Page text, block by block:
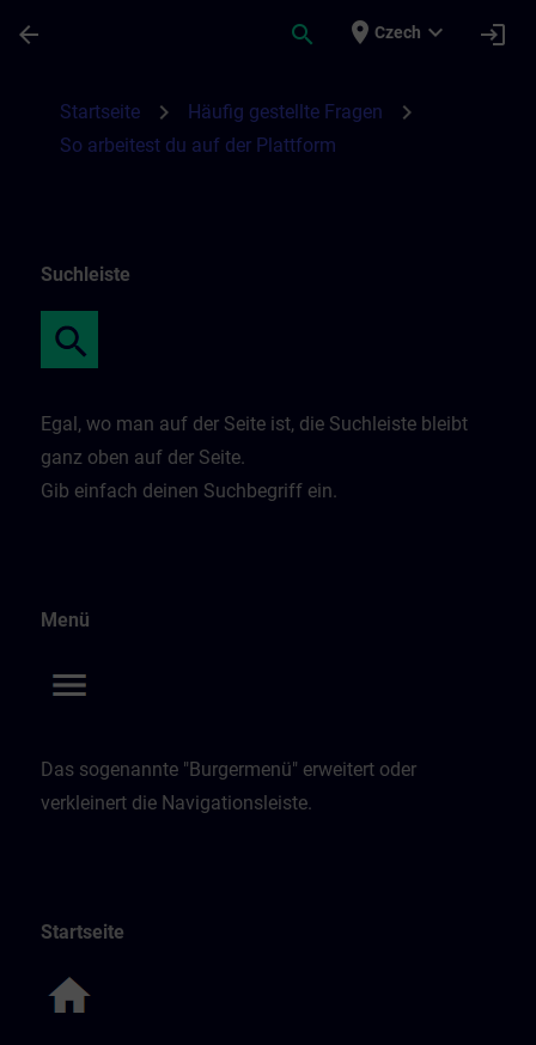
arrow_back search place Czech expand_more login
Startseite chevron_right Häufig gestellte Fragen chevron_right
So arbeitest du auf der Plattform
Suchleiste
Egal, wo man auf der Seite ist, die Suchleiste bleibt
ganz oben auf der Seite.
Gib einfach deinen Suchbegriff ein.
Menü
Das sogenannte "Burgermenü" erweitert oder
verkleinert die Navigationsleiste.
Startseite